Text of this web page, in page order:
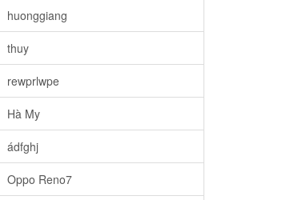
huonggiang
thuy
rewprlwpe
Hà My
ádfghj
Oppo Reno7